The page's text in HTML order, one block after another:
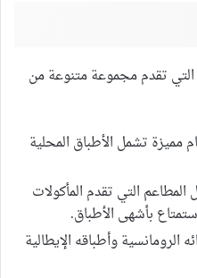
التي تقدم مجموعة متنوعة من
مميزة تشمل الأطباق المحلية
التي تقدم المأكولات
بأشهى الأطباق.
الرومانسية وأطباقه الإيطالية